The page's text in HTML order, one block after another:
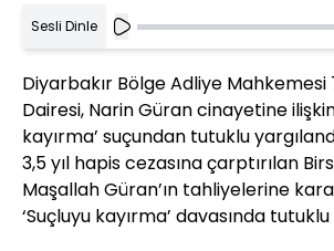
Sesli Dinle
Diyarbakır Bölge Adliye Mahkemesi
Dairesi, Narin Güran cinayetine
kayırma’ suçundan tutuklu
3,5 yıl hapis cezasına çarptırılan
Maşallah Güran’ın tahliyelerine
‘Suçluyu kayırma’ davasında